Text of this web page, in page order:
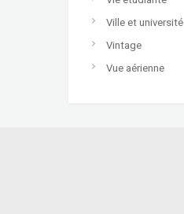
Ville et université
Vintage
Vue aérienne